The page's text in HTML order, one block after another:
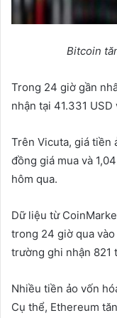
Bitcoin
Trong 24 giờ gần
nhận tại 41.331
Trên Vicuta, giá tiền
đồng giá mua và
hôm qua.
Dữ liệu từ
trong 24 giờ qua vào
trường ghi nhận 821
Nhiều tiền ảo vốn
Cụ thể, Ethereum